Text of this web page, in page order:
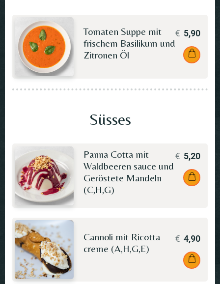
Tomaten Suppe mit
frischem Basilikum und
Zitronen Öl
€ 5,90
Süsses
Panna Cotta mit
Waldbeeren sauce und
Geröstete Mandeln
(C,H,G)
€ 5,20
Cannoli mit Ricotta
creme (A,H,G,E)
€ 4,90